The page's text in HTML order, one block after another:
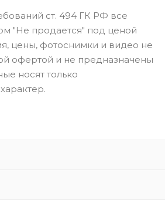
ст. 494 ГК РФ все
"Не продается" под ценой
цены, фотоснимки и видео не
офертой и не предназначены
носят только